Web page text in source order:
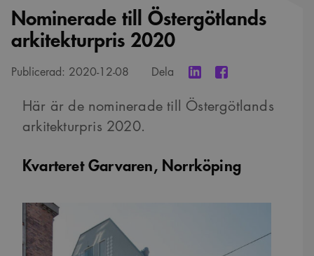
Nominerade till Östergötlands
arkitekturpris 2020
Publicerad: 2020-12-08 Dela
Här är de nominerade till Östergötlands
arkitekturpris 2020.
Kvarteret Garvaren, Norrköping